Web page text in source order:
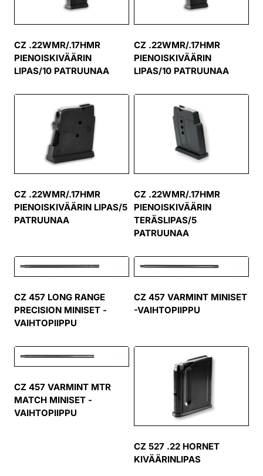
CZ .22WMR/.17HMR
PIENOISKIVÄÄRIN
LIPAS/10 PATRUUNAA
CZ .22WMR/.17HMR
PIENOISKIVÄÄRIN
LIPAS/10 PATRUUNAA
CZ .22WMR/.17HMR
PIENOISKIVÄÄRIN LIPAS/5
PATRUUNAA
CZ .22WMR/.17HMR
PIENOISKIVÄÄRIN
TERÄSLIPAS/5
PATRUUNAA
CZ 457 LONG RANGE
PRECISION MINISET -
VAIHTOPIIPPU
CZ 457 VARMINT MINISET
-VAIHTOPIIPPU
CZ 457 VARMINT MTR
MATCH MINISET -
VAIHTOPIIPPU
CZ 527 .22 HORNET
KIVÄÄRINLIPAS